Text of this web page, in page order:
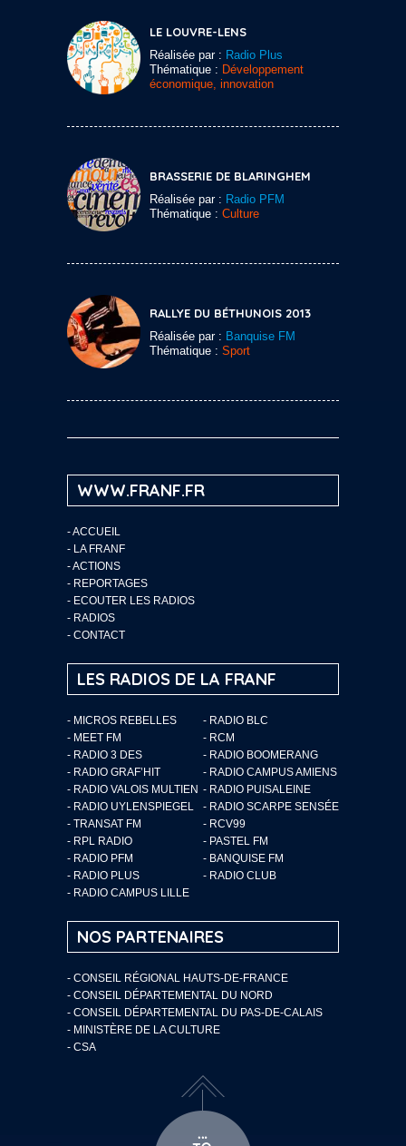
LE LOUVRE-LENS
Réalisée par : Radio Plus
Thématique : Développement
économique, innovation
BRASSERIE DE BLARINGHEM
Réalisée par : Radio PFM
Thématique : Culture
RALLYE DU BÉTHUNOIS 2013
Réalisée par : Banquise FM
Thématique : Sport
WWW.FRANF.FR
-ACCUEIL
- LA FRANF
-ACTIONS
- REPORTAGES
- ECOUTER LES RADIOS
- RADIOS
- CONTACT
LES RADIOS DE LA FRANF
- MICROS REBELLES
- RADIO BLC
- MEET FM
- RCM
- RADIO 3 DES
- RADIO BOOMERANG
- RADIO GRAF’HIT
- RADIO CAMPUS AMIENS
- RADIO VALOIS MULTIEN - RADIO PUISALEINE
- RADIO UYLENSPIEGEL
- RADIO SCARPE SENSÉE
- TRANSAT FM
- RCV99
- RPL RADIO
- PASTEL FM
- RADIO PFM
- BANQUISE FM
- RADIO PLUS
- RADIO CLUB
- RADIO CAMPUS LILLE
NOS PARTENAIRES
- CONSEIL RÉGIONAL HAUTS-DE-FRANCE
- CONSEIL DÉPARTEMENTAL DU NORD
- CONSEIL DÉPARTEMENTAL DU PAS-DE-CALAIS
- MINISTÈRE DE LA CULTURE
- CSA